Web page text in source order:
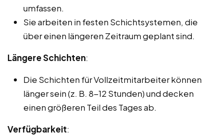
umfassen.
Sie arbeiten in festen Schichtsystemen, die
über einen längeren Zeitraum geplant sind.
Längere Schichten:
Die Schichten für Vollzeitmitarbeiter können
länger sein (z. B. 8-12 Stunden) und decken
einen größeren Teil des Tages ab.
Verfügbarkeit: